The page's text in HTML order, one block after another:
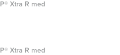
Xtra R med
Xtra R med